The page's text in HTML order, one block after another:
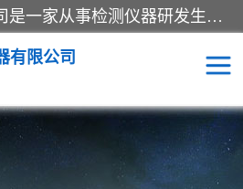
湖南兰思仪器有限公司是一家从事检测仪器研发生产销售和维修保养服务的综合型企业，产品符合国际标准可按需定制专业售前售后工程师，主要有门窗性能体验箱、门窗隔音展示箱、恒温恒湿试验箱、步入式恒温恒湿房、高低温试验箱、老化试验箱、老化试验房、恒温恒湿培养箱、水泥标准养护试验箱、电热鼓风干燥试验箱、真空干燥箱、工业烤箱、盐雾腐蚀试验箱等。
有限公司
恒温恒湿试验箱